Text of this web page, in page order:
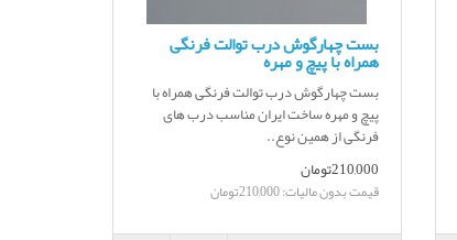
بست چهارگوش درب توالت فرنگی
همراه با پیچ و مهره
بست چهارگوش درب توالت فرنگی همراه با
پیچ و مهره ساخت ایران مناسب درب های
فرنگی از همین نوع..
210,000تومان
قیمت بدون مالیات: 210,000تومان